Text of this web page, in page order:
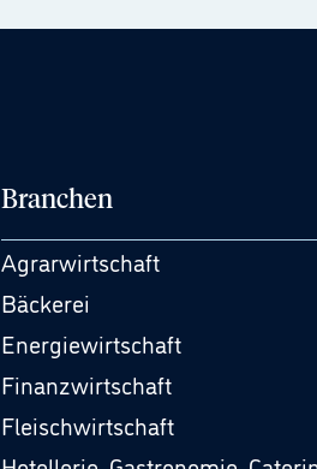
Branchen
Agrarwirtschaft
Bäckerei
Energiewirtschaft
Finanzwirtschaft
Fleischwirtschaft